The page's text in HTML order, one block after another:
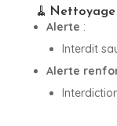
🧹
Alerte :
Interdit
Alerte